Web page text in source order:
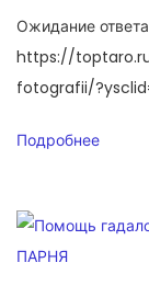
Ожидание
https://
fotografii/
Подробнее